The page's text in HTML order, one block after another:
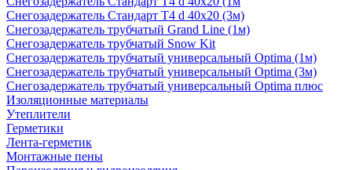
Снегозадержатель Стандарт Т4 d 40х20 (3м)
Снегозадержатель трубчатый Grand Line (1м)
Снегозадержатель трубчатый Snow Kit
Снегозадержатель трубчатый универсальный Optima (1м)
Снегозадержатель трубчатый универсальный Optima (3м)
Снегозадержатель трубчатый универсальный Optima плюс
Изоляционные материалы
Утеплители
Герметики
Лента-герметик
Монтажные пены